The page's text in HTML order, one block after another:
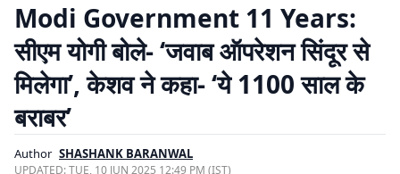
Modi Government 11 Years:
सीएम योगी बोले- ‘जवाब ऑपरेशन सिंदूर से
मिलेगा’, केशव ने कहा- ‘ये 1100 साल के
बराबर’
Author SHASHANK BARANWAL
UPDATED:TUE, 10 JUN 2025 12:49 PM (IST)